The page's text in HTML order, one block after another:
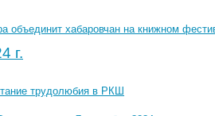
объединит хабаровчан на книжном
г.
трудолюбия в РКШ